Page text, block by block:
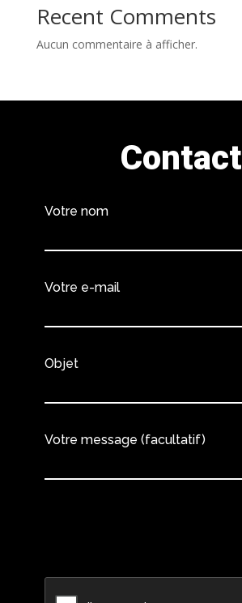
Recent Comments
Aucun commentaire à afficher.
Contact
Votre nom
Votre e-mail
Objet
Votre message (facultatif)